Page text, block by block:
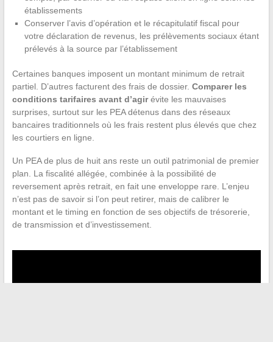
établissements
Conserver l’avis d’opération et le récapitulatif fiscal pour
votre déclaration de revenus, les prélèvements sociaux étant
prélevés à la source par l’établissement
Certaines banques imposent un montant minimum de retrait
partiel. D’autres facturent des frais de dossier. Comparer les
conditions tarifaires avant d’agirévite les mauvaises
surprises, surtout sur les PEA détenus dans des réseaux
bancaires traditionnels où les frais restent plus élevés que chez
les courtiers en ligne.
Un PEA de plus de huit ans reste un outil patrimonial de premier
plan. La fiscalité allégée, combinée à la possibilité de
reversement après retrait, en fait une enveloppe rare. L’enjeu
n’est pas de savoir si l’on peut retirer, mais de calibrer le
montant et le timing en fonction de ses objectifs de trésorerie,
de transmission et d’investissement.